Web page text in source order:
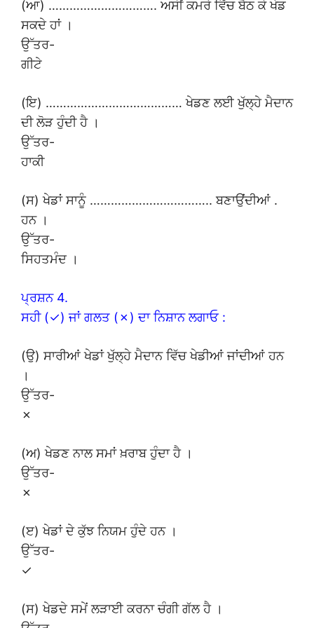
(ਆ) …………………………. ਅਸੀਂ ਕਮਰੇ ਵਿੱਚ ਬੈਠ ਕੇ ਖੇਡ
ਸਕਦੇ ਹਾਂ ।
ਉੱਤਰ-
ਗੀਟੇ
(ਇ) ………………………………… ਖੇਡਣ ਲਈ ਖੁੱਲ੍ਹੇ ਮੈਦਾਨ
ਦੀ ਲੋੜ ਹੁੰਦੀ ਹੈ ।
ਉੱਤਰ-
ਹਾਕੀ
(ਸ) ਖੇਡਾਂ ਸਾਨੂੰ …………………………….. ਬਣਾਉਂਦੀਆਂ .
ਹਨ ।
ਉੱਤਰ-
ਸਿਹਤਮੰਦ ।
ਪ੍ਰਸ਼ਨ 4.
ਸਹੀ (✓) ਜਾਂ ਗਲਤ (✗) ਦਾ ਨਿਸ਼ਾਨ ਲਗਾਓ :
(ਉ) ਸਾਰੀਆਂ ਖੇਡਾਂ ਖੁੱਲ੍ਹੇ ਮੈਦਾਨ ਵਿੱਚ ਖੇਡੀਆਂ ਜਾਂਦੀਆਂ ਹਨ
।
ਉੱਤਰ-
✗
(ਅ) ਖੇਡਣ ਨਾਲ ਸਮਾਂ ਖ਼ਰਾਬ ਹੁੰਦਾ ਹੈ ।
ਉੱਤਰ-
✗
(ੲ) ਖੇਡਾਂ ਦੇ ਕੁੱਝ ਨਿਯਮ ਹੁੰਦੇ ਹਨ ।
ਉੱਤਰ-
✓
(ਸ) ਖੇਡਦੇ ਸਮੇਂ ਲੜਾਈ ਕਰਨਾ ਚੰਗੀ ਗੱਲ ਹੈ ।